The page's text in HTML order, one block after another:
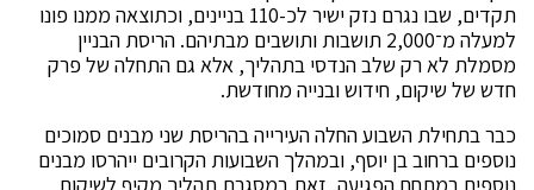
תקדים, שבו נגרם נזק ישיר לכ-110 בניינים, וכתוצאה ממנו פונו
למעלה מ־2,000 תושבות ותושבים מבתיהם. הריסת הבניין
מסמלת לא רק שלב הנדסי בתהליך, אלא גם התחלה של פרק
חדש של שיקום, חידוש ובנייה מחודשת.
כבר בתחילת השבוע החלה העירייה בהריסת שני מבנים סמוכים
נוספים ברחוב בן יוסף, ובמהלך השבועות הקרובים ייהרסו מבנים